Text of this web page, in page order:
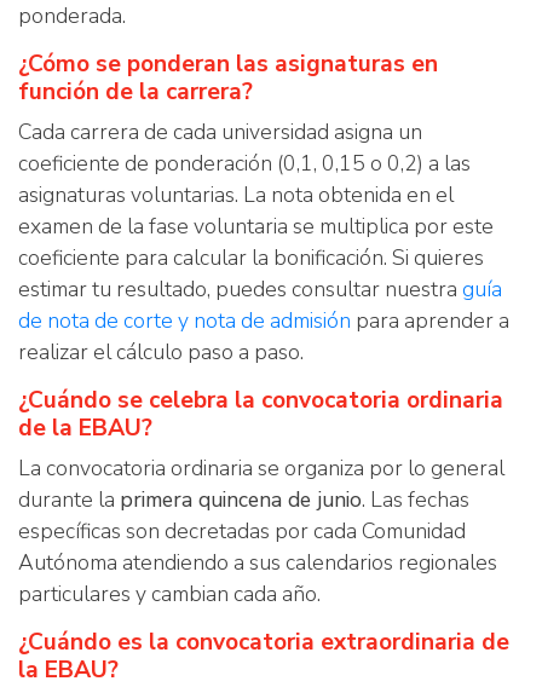
ponderada.
¿Cómo se ponderan las asignaturas en
función de la carrera?
Cada carrera de cada universidad asigna un
coeficiente de ponderación (0,1, 0,15 o 0,2) a las
asignaturas voluntarias. La nota obtenida en el
examen de la fase voluntaria se multiplica por este
coeficiente para calcular la bonificación. Si quieres
estimar tu resultado, puedes consultar nuestra guía
de nota de corte y nota de admisión para aprender a
realizar el cálculo paso a paso.
¿Cuándo se celebra la convocatoria ordinaria
de la EBAU?
La convocatoria ordinaria se organiza por lo general
durante la primera quincena de junio. Las fechas
específicas son decretadas por cada Comunidad
Autónoma atendiendo a sus calendarios regionales
particulares y cambian cada año.
¿Cuándo es la convocatoria extraordinaria de
la EBAU?